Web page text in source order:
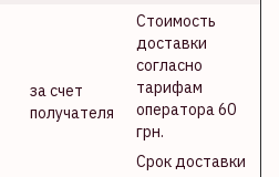
за счет
получателя
Стоимость
доставки
согласно
тарифам
оператора 60
грн.
Срок доставки